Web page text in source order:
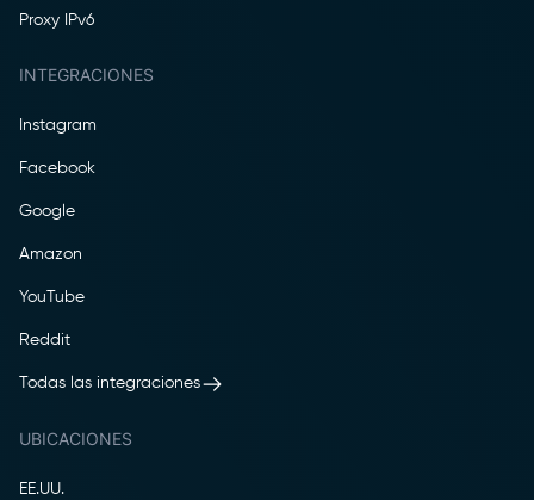
Proxy IPv6
INTEGRACIONES
Instagram
Facebook
Google
Amazon
YouTube
Reddit
Todas las integraciones
UBICACIONES
EE.UU.